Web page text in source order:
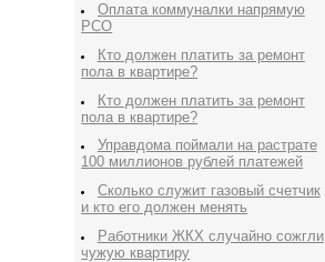
Оплата коммуналки напрямую
РСО
Кто должен платить за ремонт
пола в квартире?
Кто должен платить за ремонт
пола в квартире?
Управдома поймали на растрате
100 миллионов рублей платежей
Сколько служит газовый счетчик
и кто его должен менять
Работники ЖКХ случайно сожгли
чужую квартиру